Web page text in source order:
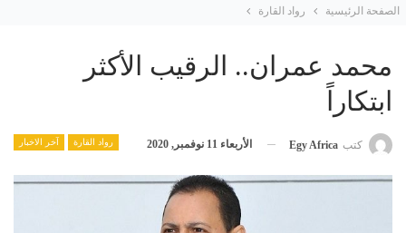
الصفحة الرئيسية رواد القارة
محمد عمران.. الرقيب الأكثر
ابتكاراً
رواد القارة آخر الاخبار كتب Egy Africa الأربعاء 11 نوفمبر, 2020